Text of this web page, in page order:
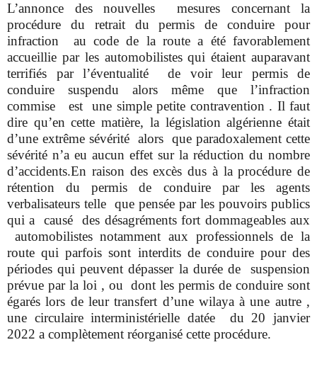
L’annonce des nouvelles mesures concernant la
procédure du retrait du permis de conduire pour
infraction au code de la route a été favorablement
accueillie par les automobilistes qui étaient auparavant
terrifiés par l’éventualité de voir leur permis de
conduire suspendu alors même que l’infraction
commise est une simple petite contravention . Il faut
dire qu’en cette matière, la législation algérienne était
d’une extrême sévérité alors que paradoxalement cette
sévérité n’a eu aucun effet sur la réduction du nombre
d’accidents.En raison des excès dus à la procédure de
rétention du permis de conduire par les agents
verbalisateurs telle que pensée par les pouvoirs publics
qui a causé des désagréments fort dommageables aux
automobilistes notamment aux professionnels de la
route qui parfois sont interdits de conduire pour des
périodes qui peuvent dépasser la durée de suspension
prévue par la loi , ou dont les permis de conduire sont
égarés lors de leur transfert d’une wilaya à une autre ,
une circulaire interministérielle datée du 20 janvier
2022 a complètement réorganisé cette procédure.